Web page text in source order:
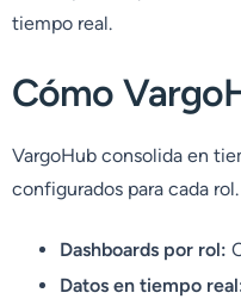
tiempo real.
Cómo
VargoHub consolida en
configurados para cada
Dashboards por rol:
Datos en tiempo